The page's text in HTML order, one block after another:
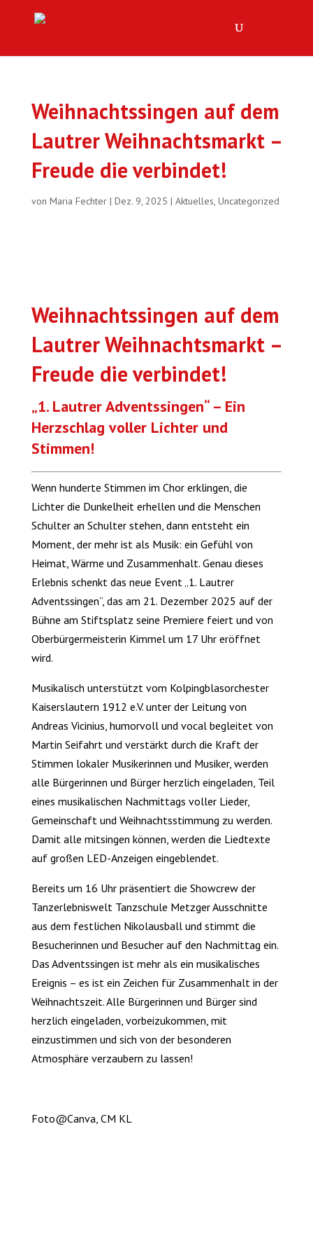
Weihnachtssingen auf dem
Lautrer Weihnachtsmarkt –
Freude die verbindet!
von Maria Fechter| Dez. 9, 2025 | Aktuelles, Uncategorized
Weihnachtssingen auf dem
Lautrer Weihnachtsmarkt –
Freude die verbindet!
„1. Lautrer Adventssingen“ – Ein
Herzschlag voller Lichter und
Stimmen!
Wenn hunderte Stimmen im Chor erklingen, die
Lichter die Dunkelheit erhellen und die Menschen
Schulter an Schulter stehen, dann entsteht ein
Moment, der mehr ist als Musik: ein Gefühl von
Heimat, Wärme und Zusammenhalt. Genau dieses
Erlebnis schenkt das neue Event „1. Lautrer
Adventssingen“, das am 21. Dezember 2025 auf der
Bühne am Stiftsplatz seine Premiere feiert und von
Oberbürgermeisterin Kimmel um 17 Uhr eröffnet
wird.
Musikalisch unterstützt vom Kolpingblasorchester
Kaiserslautern 1912 e.V. unter der Leitung von
Andreas Vicinius, humorvoll und vocal begleitet von
Martin Seifahrt und verstärkt durch die Kraft der
Stimmen lokaler Musikerinnen und Musiker, werden
alle Bürgerinnen und Bürger herzlich eingeladen, Teil
eines musikalischen Nachmittags voller Lieder,
Gemeinschaft und Weihnachtsstimmung zu werden.
Damit alle mitsingen können, werden die Liedtexte
auf großen LED-Anzeigen eingeblendet.
Bereits um 16 Uhr präsentiert die Showcrew der
Tanzerlebniswelt Tanzschule Metzger Ausschnitte
aus dem festlichen Nikolausball und stimmt die
Besucherinnen und Besucher auf den Nachmittag ein.
Das Adventssingen ist mehr als ein musikalisches
Ereignis – es ist ein Zeichen für Zusammenhalt in der
Weihnachtszeit. Alle Bürgerinnen und Bürger sind
herzlich eingeladen, vorbeizukommen, mit
einzustimmen und sich von der besonderen
Atmosphäre verzaubern zu lassen!
Foto@Canva, CM KL